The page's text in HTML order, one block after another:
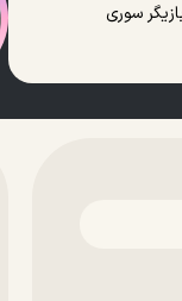
سوری